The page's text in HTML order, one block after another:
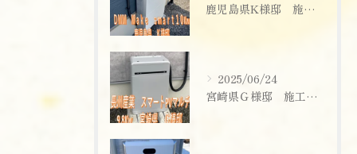
鹿児島県K様邸 施工実績
2025/06/24
宮崎県Ｇ様邸 施工実績